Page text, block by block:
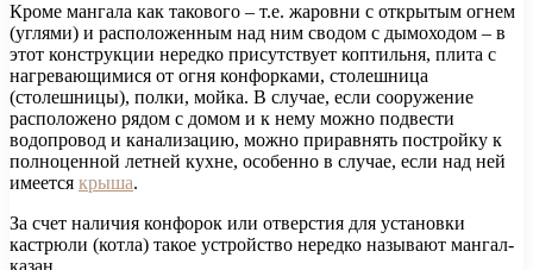
Кроме мангала как такового – т.е. жаровни с открытым огнем
(углями) и расположенным над ним сводом с дымоходом – в
этот конструкции нередко присутствует коптильня, плита с
нагревающимися от огня конфорками, столешница
(столешницы), полки, мойка. В случае, если сооружение
расположено рядом с домом и к нему можно подвести
водопровод и канализацию, можно приравнять постройку к
полноценной летней кухне, особенно в случае, если над ней
имеется крыша.
За счет наличия конфорок или отверстия для установки
кастрюли (котла) такое устройство нередко называют мангал-